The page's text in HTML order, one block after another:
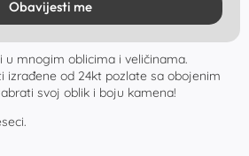
Obavijesti me
u mnogim oblicima i veličinama.
izrađene od 24kt pozlate sa obojenim
svoj oblik i boju kamena!